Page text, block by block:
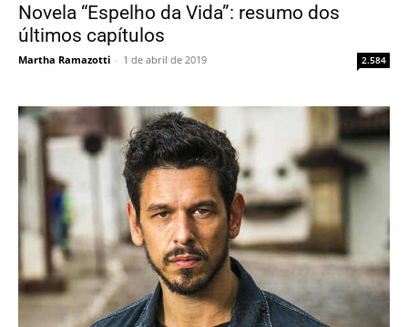
Novela “Espelho da Vida”: resumo dos
últimos capítulos
Martha Ramazotti - 1 de abril de 2019 2.584